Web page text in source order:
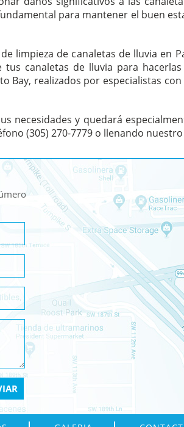
para mantener el buen
limpieza de canaletas de lluvia en
canaletas de lluvia para
Bay, realizados por especialistas
necesidades y quedará
(305) 270-7779 o llenando